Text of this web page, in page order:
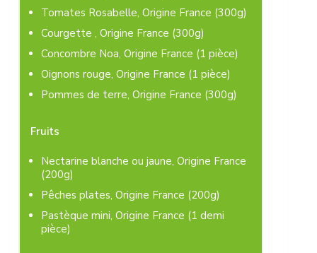
Tomates Rosabelle, Origine France (300g)
Courgette , Origine France (300g)
Concombre Noa, Origine France (1 pièce)
Oignons rouge, Origine France (1 pièce)
Pommes de terre, Origine France (300g)
Fruits
Nectarine blanche ou jaune, Origine France
(200g)
Pêches plates, Origine France (200g)
Pastèque mini, Origine France (1 demi
pièce)